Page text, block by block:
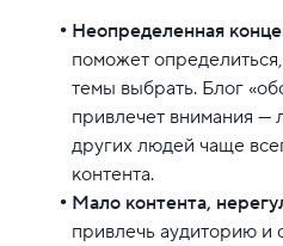
Неопределенная
поможет
темы выбрать. Блог
привлечет внимания —
других людей чаще
контента.
Мало контента,
привлечь аудиторию и